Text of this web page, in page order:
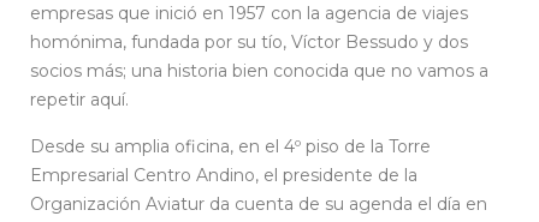
empresas que inició en 1957 con la agencia de viajes
homónima, fundada por su tío, Víctor Bessudo y dos
socios más; una historia bien conocida que no vamos a
repetir aquí.
Desde su amplia oficina, en el 4º piso de la Torre
Empresarial Centro Andino, el presidente de la
Organización Aviatur da cuenta de su agenda el día en